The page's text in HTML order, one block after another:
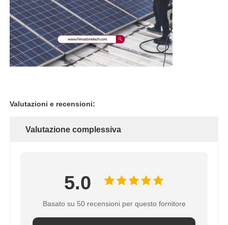
Valutazioni e recensioni:
Valutazione complessiva
5.0
Basato su 50 recensioni per questo fornitore